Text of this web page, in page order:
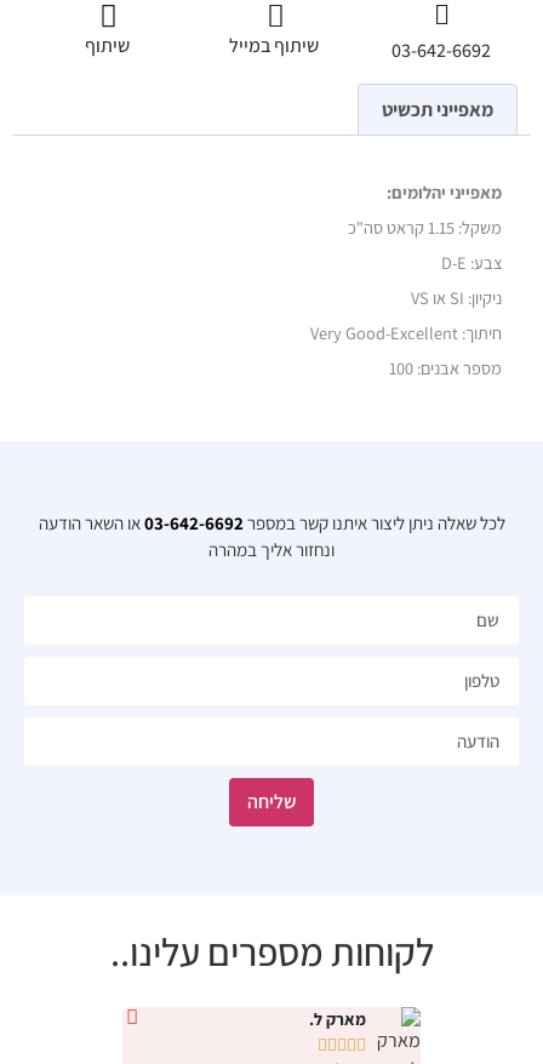
03-642-6692 שיתוף במייל שיתוף
מאפייני תכשיט
מאפייני יהלומים:
משקל: 1.15 קראט סה"כ
צבע: D-E
ניקיון: SI או VS
חיתוך: Very Good-Excellent
מספר אבנים: 100
לכל שאלה ניתן ליצור איתנו קשר במספר03-642-6692או השאר הודעה
ונחזור אליך במהרה​
שליחה
לקוחות מספרים עלינו..
מארק ל.




